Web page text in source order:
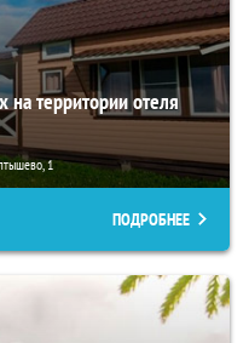
территории отеля
1
ПОДРОБНЕЕ